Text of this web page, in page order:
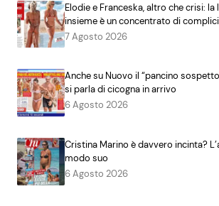
Elodie e Franceska, altro che crisi:
insieme è un concentrato di
7 Agosto 2026
Anche su Nuovo il “pancino
si parla di cicogna in arrivo
6 Agosto 2026
Cristina Marino è davvero incinta?
modo suo
6 Agosto 2026